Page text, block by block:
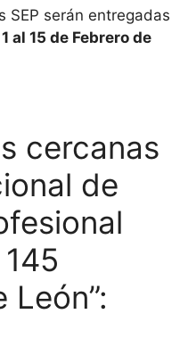
SEP serán entregadas
al 15 de Febrero de
cercanas
de
León”: